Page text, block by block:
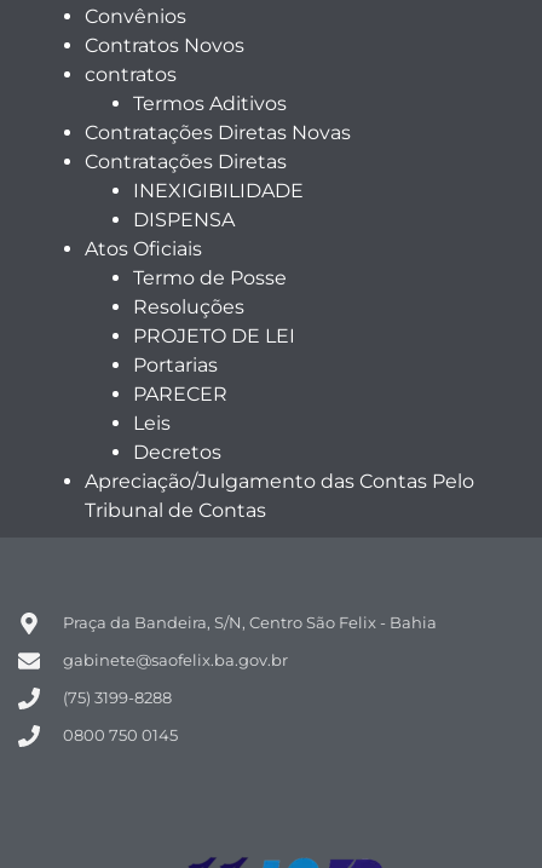
Convênios
Contratos Novos
contratos
Termos Aditivos
Contratações Diretas Novas
Contratações Diretas
INEXIGIBILIDADE
DISPENSA
Atos Oficiais
Termo de Posse
Resoluções
PROJETO DE LEI
Portarias
PARECER
Leis
Decretos
Apreciação/Julgamento das Contas Pelo
Tribunal de Contas
Praça da Bandeira, S/N, Centro São Felix - Bahia
gabinete@saofelix.ba.gov.br
(75) 3199-8288
0800 750 0145